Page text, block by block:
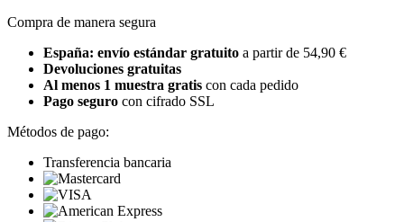
Compra de manera segura
España: envío estándar gratuito a partir de 54,90 €
Devoluciones gratuitas
Al menos 1 muestra gratis con cada pedido
Pago seguro con cifrado SSL
Métodos de pago:
Transferencia bancaria